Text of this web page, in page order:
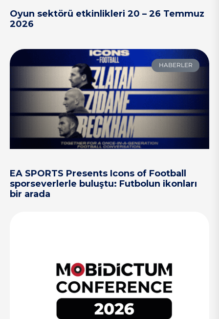
Oyun sektörü etkinlikleri 20 – 26 Temmuz
2026
HABERLER
EA SPORTS Presents Icons of Football
sporseverlerle buluştu: Futbolun ikonları
bir arada